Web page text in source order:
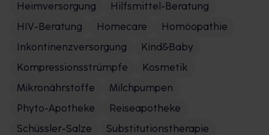
Heimversorgung
Hilfsmittel-Beratung
HIV-Beratung
Homecare
Homöopathie
Inkontinenzversorgung
Kind&Baby
Kompressionsstrümpfe
Kosmetik
Mikronährstoffe
Milchpumpen
Phyto-Apotheke
Reiseapotheke
Schüssler-Salze
Substitutionstherapie